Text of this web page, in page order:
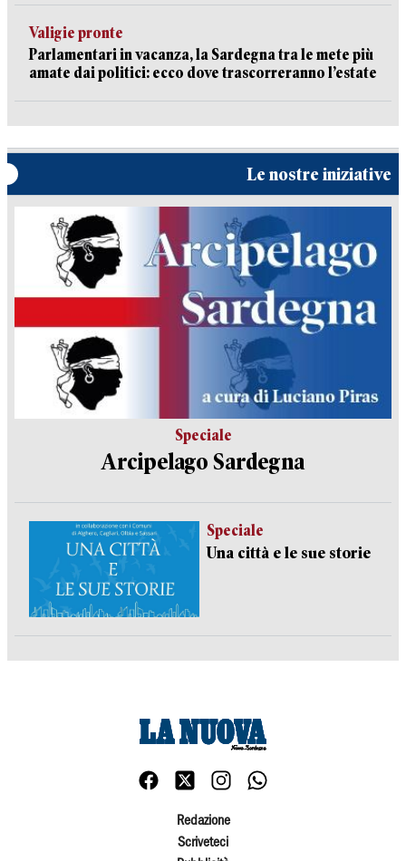
Valigie pronte
Parlamentari in vacanza, la Sardegna tra le mete più
amate dai politici: ecco dove trascorreranno l’estate
Le nostre iniziative
Speciale
Arcipelago Sardegna
Speciale
Una città e le sue storie
Redazione
Scriveteci